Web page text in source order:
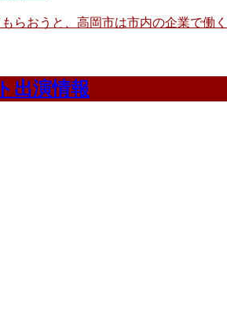
らおうと、高岡市は市内の企業で働
出演情報